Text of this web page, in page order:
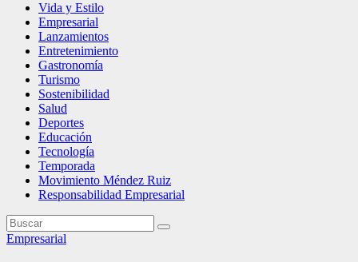
Vida y Estilo
Empresarial
Lanzamientos
Entretenimiento
Gastronomía
Turismo
Sostenibilidad
Salud
Deportes
Educación
Tecnología
Temporada
Movimiento Méndez Ruiz
Responsabilidad Empresarial
Empresarial